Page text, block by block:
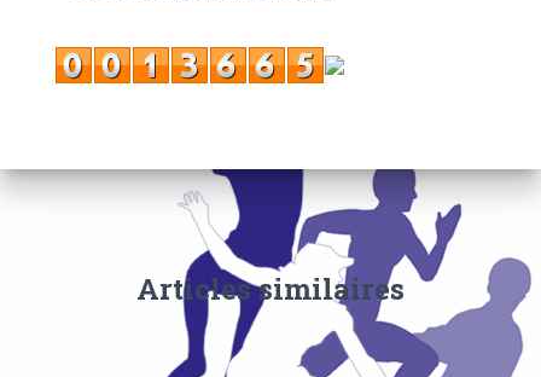
Articles similaires